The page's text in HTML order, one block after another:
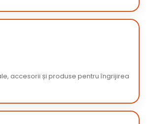
accesorii și produse pentru îngrijirea